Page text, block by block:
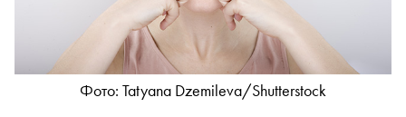
Фото: Tatyana Dzemileva/Shutterstock